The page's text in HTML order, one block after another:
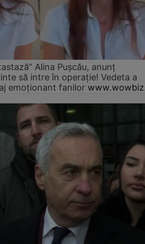
Alina Pușcău, anunț
să intre în operație! Vedeta a
emoționant fanilor